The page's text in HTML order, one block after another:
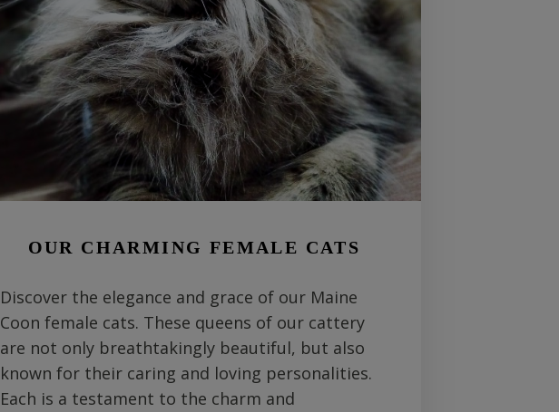
OUR CHARMING FEMALE CATS
Discover the elegance and grace of our Maine
Coon female cats. These queens of our cattery
are not only breathtakingly beautiful, but also
known for their caring and loving personalities.
Each is a testament to the charm and